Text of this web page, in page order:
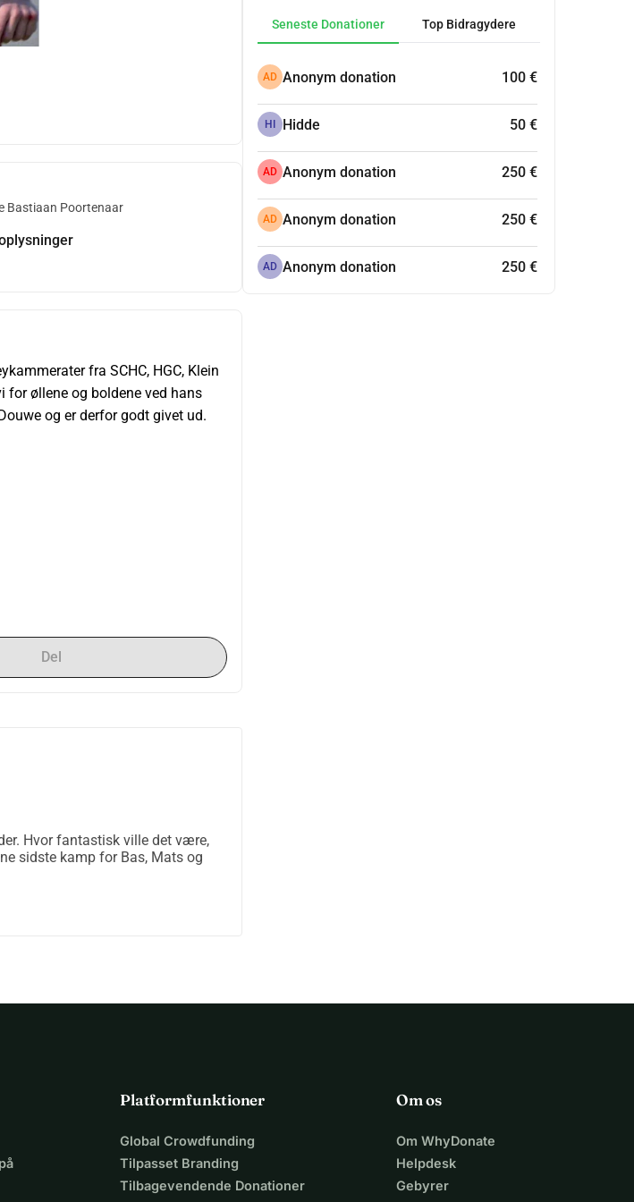
Bastiaan Poortenaar
fra SCHC, HGC, Klein
for øllene og boldene ved hans
og er derfor godt givet ud.
Del
Hvor fantastisk ville det være,
sidste kamp for Bas, Mats og
Seneste Donationer Top Bidragydere
AD Anonym donation 100 €
HI Hidde 50 €
AD Anonym donation 250 €
AD Anonym donation 250 €
AD Anonym donation 250 €
Platformfunktioner
Global Crowdfunding
Tilpasset Branding
Tilbagevendende Donationer
Om os
Om WhyDonate
Helpdesk
Gebyrer